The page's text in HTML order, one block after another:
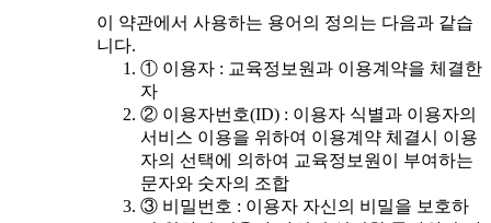
이 약관에서 사용하는 용어의 정의는 다음과 같습
니다.
① 이용자 : 교육정보원과 이용계약을 체결한
자
② 이용자번호(ID) : 이용자 식별과 이용자의
서비스 이용을 위하여 이용계약 체결시 이용
자의 선택에 의하여 교육정보원이 부여하는
문자와 숫자의 조합
③ 비밀번호 : 이용자 자신의 비밀을 보호하